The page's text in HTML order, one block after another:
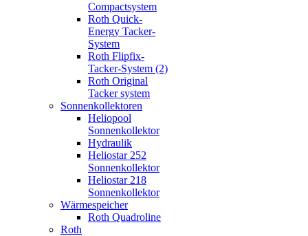
Compactsystem
Roth Quick-
Energy Tacker-
System
Roth Flipfix-
Tacker-System (2)
Roth Original
Tacker system
Sonnenkollektoren
Heliopool
Sonnenkollektor
Hydraulik
Heliostar 252
Sonnenkollektor
Heliostar 218
Sonnenkollektor
Wärmespeicher
Roth Quadroline
Roth